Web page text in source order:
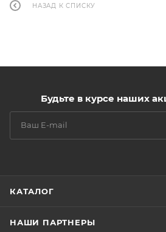
НАЗАД К СПИСКУ
Будьте в курсе наших
КАТАЛОГ
НАШИ ПАРТНЕРЫ